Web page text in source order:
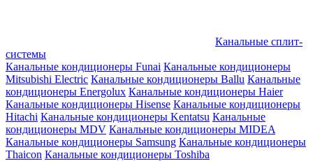
Канальные сплит-
системы
Канальные кондиционеры Funai Канальные кондиционеры
Mitsubishi Electric Канальные кондиционеры Ballu Канальные
кондиционеры Energolux Канальные кондиционеры Haier
Канальные кондиционеры Hisense Канальные кондиционеры
Hitachi Канальные кондиционеры Kentatsu Канальные
кондиционеры MDV Канальные кондиционеры MIDEA
Канальные кондиционеры Samsung Канальные кондиционеры
Thaicon Канальные кондиционеры Toshiba